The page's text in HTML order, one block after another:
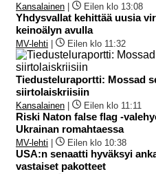
Kansalainen Eilen klo 13:08
Yhdysvallat kehittää uusia
keinoälyn avulla
MV-lehti Eilen klo 11:32
Tiedusteluraportti: Mossad
siirtolaiskriisiin
Kansalainen Eilen klo 11:11
Riski Naton false flag -
Ukrainan romahtaessa
MV-lehti Eilen klo 10:38
USA:n senaatti hyväksyi
vastaiset pakotteet